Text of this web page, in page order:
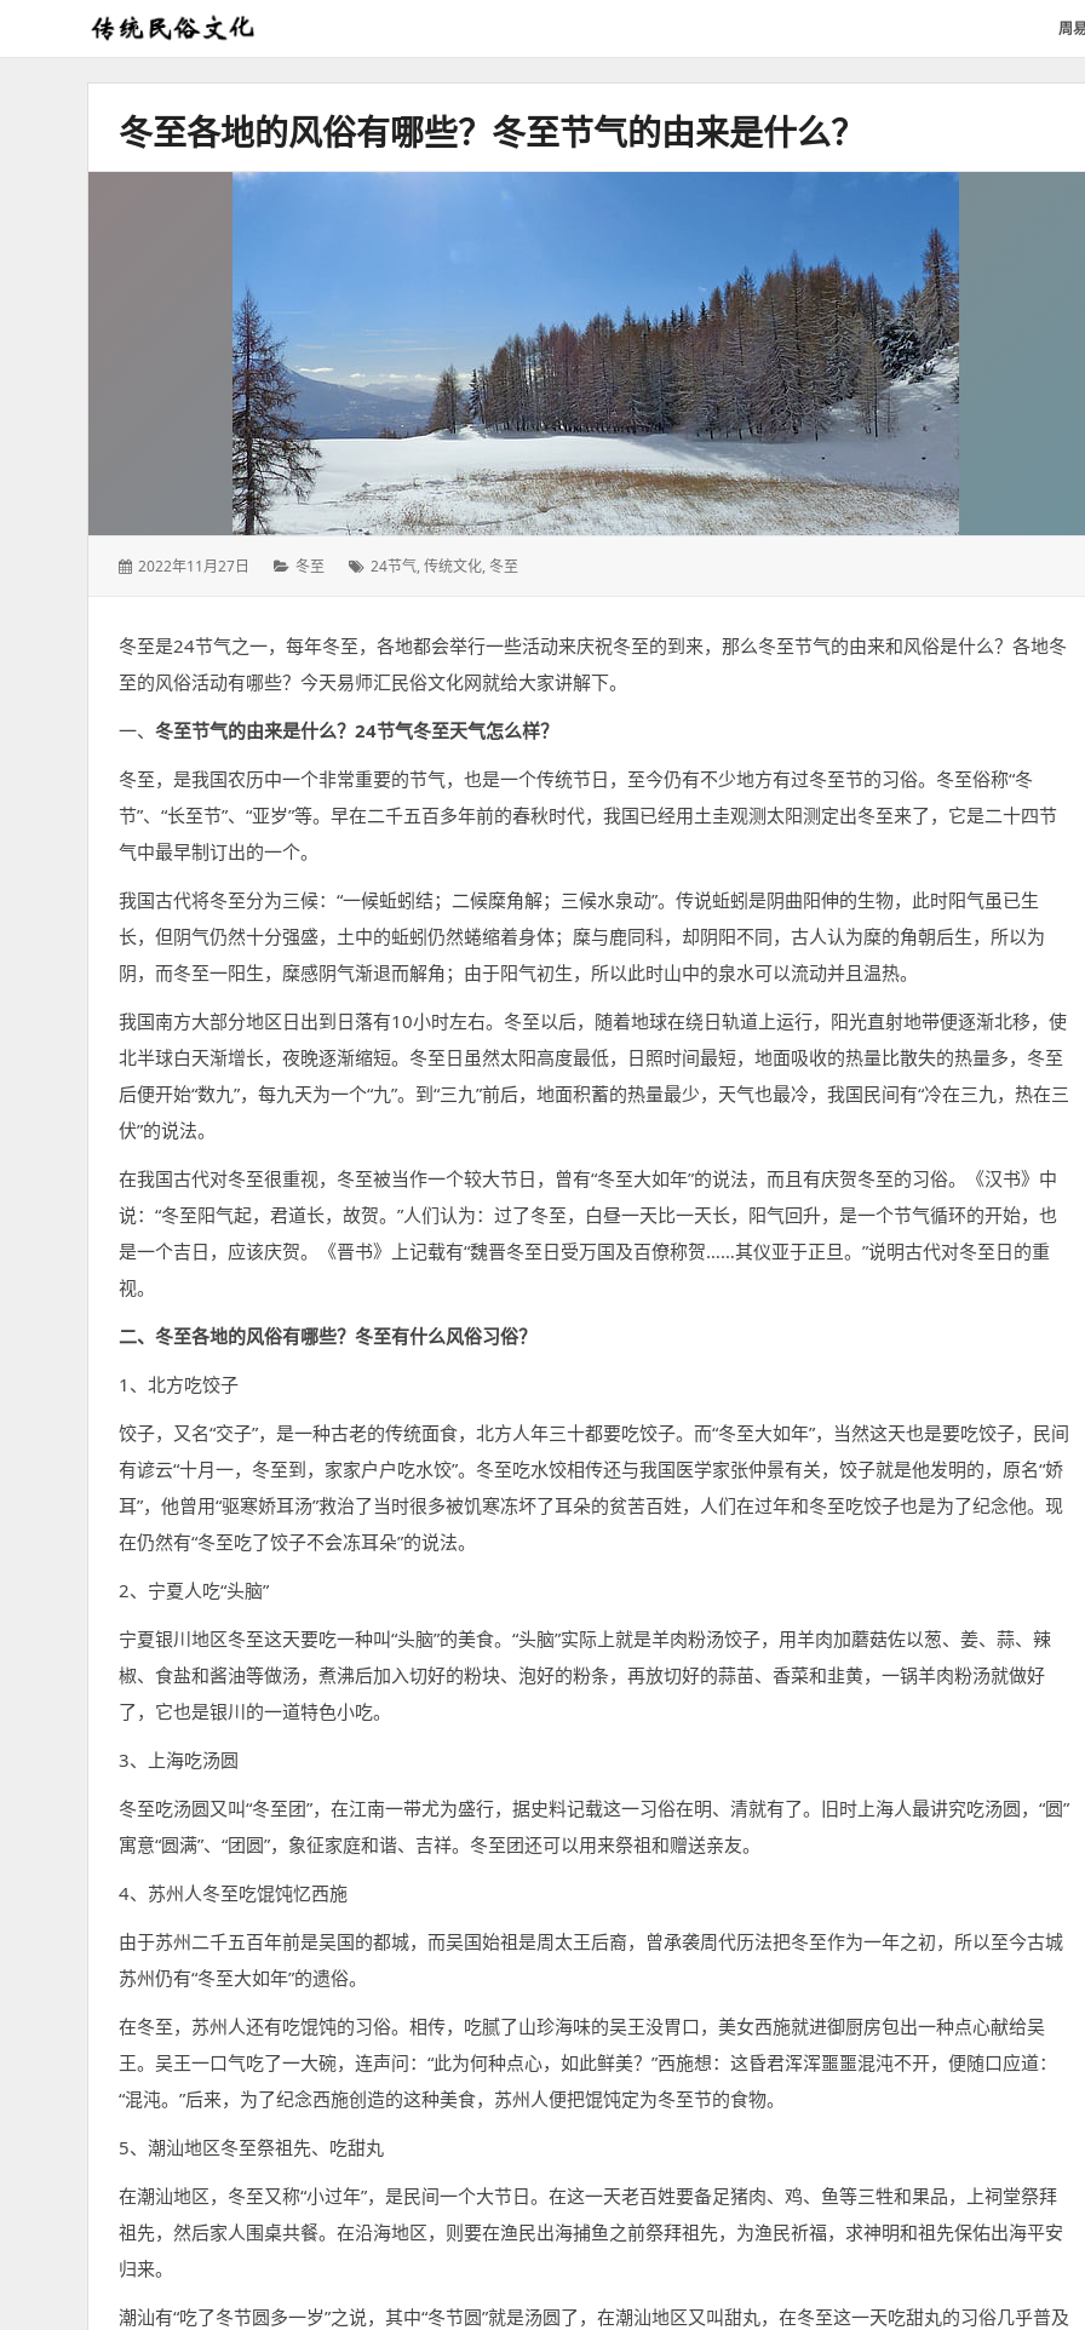
弘
扬
周
冬至各地的风俗有哪些？冬至节气的由来是什么？
发
2022年11月27日
分
冬至
标
24节气,传统文化, 冬至
冬至是24节气之一，每年冬至，各地都会举行一些活动来庆祝冬至的到来，那么冬至节气的由来和风俗是什么？各地冬
至的风俗活动有哪些？今天易师汇民俗文化网就给大家讲解下。
一、 冬至节气的由来是什么？24节气冬至天气怎么样？
冬至，是我国农历中一个非常重要的节气，也是一个传统节日，至今仍有不少地方有过冬至节的习俗。冬至俗称“冬
节”、“长至节”、“亚岁”等。早在二千五百多年前的春秋时代，我国已经用土圭观测太阳测定出冬至来了，它是二十四节
气中最早制订出的一个。
我国古代将冬至分为三候：“一候蚯蚓结；二候糜角解；三候水泉动”。传说蚯蚓是阴曲阳伸的生物，此时阳气虽已生
长，但阴气仍然十分强盛，土中的蚯蚓仍然蜷缩着身体；糜与鹿同科，却阴阳不同，古人认为糜的角朝后生，所以为
阴，而冬至一阳生，糜感阴气渐退而解角；由于阳气初生，所以此时山中的泉水可以流动并且温热。
我国南方大部分地区日出到日落有10小时左右。冬至以后，随着地球在绕日轨道上运行，阳光直射地带便逐渐北移，使
北半球白天渐增长，夜晚逐渐缩短。冬至日虽然太阳高度最低，日照时间最短，地面吸收的热量比散失的热量多，冬至
后便开始“数九”，每九天为一个“九”。到“三九”前后，地面积蓄的热量最少，天气也最冷，我国民间有“冷在三九，热在三
伏”的说法。
在我国古代对冬至很重视，冬至被当作一个较大节日，曾有“冬至大如年”的说法，而且有庆贺冬至的习俗。《汉书》中
说：“冬至阳气起，君道长，故贺。”人们认为：过了冬至，白昼一天比一天长，阳气回升，是一个节气循环的开始，也
是一个吉日，应该庆贺。《晋书》上记载有“魏晋冬至日受万国及百僚称贺……其仪亚于正旦。”说明古代对冬至日的重
视。
二、冬至各地的风俗有哪些？冬至有什么风俗习俗？
1、北方吃饺子
饺子，又名“交子”，是一种古老的传统面食，北方人年三十都要吃饺子。而“冬至大如年”，当然这天也是要吃饺子，民间
有谚云“十月一，冬至到，家家户户吃水饺”。冬至吃水饺相传还与我国医学家张仲景有关，饺子就是他发明的，原名“娇
耳”，他曾用“驱寒娇耳汤”救治了当时很多被饥寒冻坏了耳朵的贫苦百姓，人们在过年和冬至吃饺子也是为了纪念他。现
在仍然有“冬至吃了饺子不会冻耳朵”的说法。
2、宁夏人吃“头脑”
宁夏银川地区冬至这天要吃一种叫“头脑”的美食。“头脑”实际上就是羊肉粉汤饺子，用羊肉加蘑菇佐以葱、姜、蒜、辣
椒、食盐和酱油等做汤，煮沸后加入切好的粉块、泡好的粉条，再放切好的蒜苗、香菜和韭黄，一锅羊肉粉汤就做好
了，它也是银川的一道特色小吃。
3、上海吃汤圆
冬至吃汤圆又叫“冬至团”，在江南一带尤为盛行，据史料记载这一习俗在明、清就有了。旧时上海人最讲究吃汤圆，“圆”
寓意“圆满”、“团圆”，象征家庭和谐、吉祥。冬至团还可以用来祭祖和赠送亲友。
4、苏州人冬至吃馄饨忆西施
由于苏州二千五百年前是吴国的都城，而吴国始祖是周太王后裔，曾承袭周代历法把冬至作为一年之初，所以至今古城
苏州仍有“冬至大如年”的遗俗。
在冬至，苏州人还有吃馄饨的习俗。相传，吃腻了山珍海味的吴王没胃口，美女西施就进御厨房包出一种点心献给吴
王。吴王一口气吃了一大碗，连声问：“此为何种点心，如此鲜美？”西施想：这昏君浑浑噩噩混沌不开，便随口应道：
“混沌。”后来，为了纪念西施创造的这种美食，苏州人便把馄饨定为冬至节的食物。
5、潮汕地区冬至祭祖先、吃甜丸
在潮汕地区，冬至又称“小过年”，是民间一个大节日。在这一天老百姓要备足猪肉、鸡、鱼等三牲和果品，上祠堂祭拜
祖先，然后家人围桌共餐。在沿海地区，则要在渔民出海捕鱼之前祭拜祖先，为渔民祈福，求神明和祖先保佑出海平安
归来。
潮汕有“吃了冬节圆多一岁”之说，其中“冬节圆”就是汤圆了，在潮汕地区又叫甜丸，在冬至这一天吃甜丸的习俗几乎普及